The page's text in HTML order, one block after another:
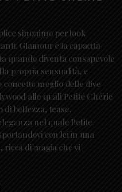
sinonimo per look
Glamour è la capacità
quando diventa consapevole
propria sensualità, e
meglio delle dive
alle quali Petite Chérie
di bellezza, tease,
nel quale Petite
con lei in una
di magia che vi